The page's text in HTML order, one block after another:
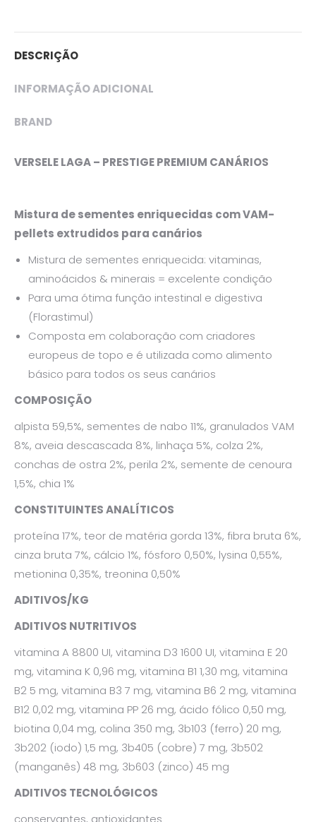
DESCRIÇÃO
INFORMAÇÃO ADICIONAL
BRAND
VERSELE LAGA – PRESTIGE PREMIUM CANÁRIOS
Mistura de sementes enriquecidas com VAM-
pellets extrudidos para canários
Mistura de sementes enriquecida: vitaminas,
aminoácidos & minerais = excelente condição
Para uma ótima função intestinal e digestiva
(Florastimul)
Composta em colaboração com criadores
europeus de topo e é utilizada como alimento
básico para todos os seus canários
COMPOSIÇÃO
alpista 59,5%, sementes de nabo 11%, granulados VAM
8%, aveia descascada 8%, linhaça 5%, colza 2%,
conchas de ostra 2%, perila 2%, semente de cenoura
1,5%, chia 1%
CONSTITUINTES ANALÍTICOS
proteína 17%, teor de matéria gorda 13%, fibra bruta 6%,
cinza bruta 7%, cálcio 1%, fósforo 0,50%, lysina 0,55%,
metionina 0,35%, treonina 0,50%
ADITIVOS/KG
ADITIVOS NUTRITIVOS
vitamina A 8800 UI, vitamina D3 1600 UI, vitamina E 20
mg, vitamina K 0,96 mg, vitamina B1 1,30 mg, vitamina
B2 5 mg, vitamina B3 7 mg, vitamina B6 2 mg, vitamina
B12 0,02 mg, vitamina PP 26 mg, ácido fólico 0,50 mg,
biotina 0,04 mg, colina 350 mg, 3b103 (ferro) 20 mg,
3b202 (iodo) 1,5 mg, 3b405 (cobre) 7 mg, 3b502
(manganês) 48 mg, 3b603 (zinco) 45 mg
ADITIVOS TECNOLÓGICOS
conservantes, antioxidantes